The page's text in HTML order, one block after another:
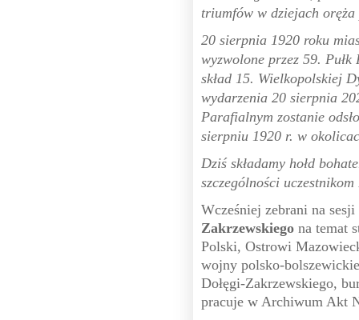
triumfów w dziejach oręża
20 sierpnia 1920 roku
wyzwolone przez 59.
skład 15. Wielkopolskiej
wydarzenia 20 sierpnia
Parafialnym zostanie
sierpniu 1920 r. w
Dziś składamy hołd
szczególności
Wcześniej zebrani na sesji
Zakrzewskiego na temat
Polski, Ostrowi
wojny polsko-
Dołęgi-Zakrzewskiego,
pracuje w Archiwum Akt